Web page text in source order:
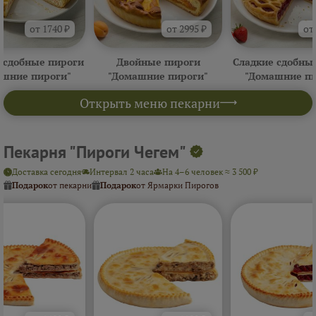
Открыть меню пекарни
от 1740 ₽
пироги
пироги"
от 2995 ₽
Двойные пироги
"Домашние пироги"
от
Сладкие
"Домашние
Пекарня "Пироги Чегем"
Доставка сегодня Интервал 2 часа
На 4–6 человек ≈ 3 500 ₽
Подарокот пекарни Подарокот Ярмарки Пирогов